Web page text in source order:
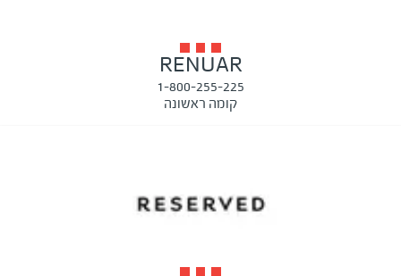
RENUAR
1-800-255-225
קומה ראשונה